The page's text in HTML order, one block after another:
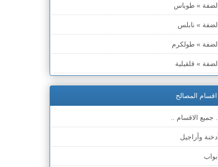
» طوباس
» نابلس
» طولكرم
» قلقيلية
الضفة » رام الله والبيره
» أريحا
» الخليل
» بيت لحم
اقسام المصالح
.. جميع الاقسام ..
وأراجيل